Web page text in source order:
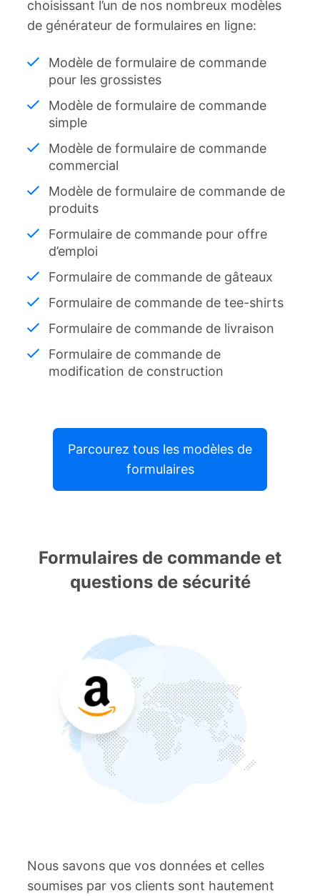
choisissant l’un de nos nombreux modèles
de générateur de formulaires en ligne:
Modèle de formulaire de commande
pour les grossistes
Modèle de formulaire de commande
simple
Modèle de formulaire de commande
commercial
Modèle de formulaire de commande de
produits
Formulaire de commande pour offre
d’emploi
Formulaire de commande de gâteaux
Formulaire de commande de tee-shirts
Formulaire de commande de livraison
Formulaire de commande de
modification de construction
Parcourez tous les modèles de
formulaires
Formulaires de commande et
questions de sécurité
Nous savons que vos données et celles
soumises par vos clients sont hautement